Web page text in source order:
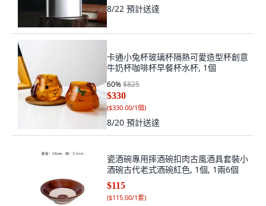
8/22 預計送達
卡通小兔杯玻璃杯隔熱可愛造型杯創意
牛奶杯咖啡杯早餐杯水杯, 1個
60%$825
$330
($330.00/1個)
8/20 預計送達
瓷酒碗專用摔酒碗扣肉古風酒具套裝小
酒碗古代老式酒碗紅色, 1個, 1兩6個
$115
($115.00/1套)